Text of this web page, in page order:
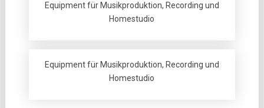
Equipment für Musikproduktion, Recording und
Homestudio
Equipment für Musikproduktion, Recording und
Homestudio